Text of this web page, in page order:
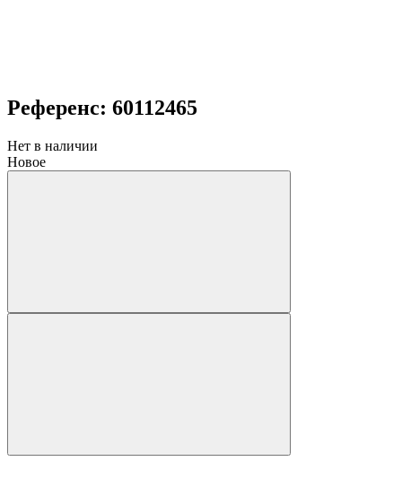
Референс: 60112465
Нет в наличии
Новое